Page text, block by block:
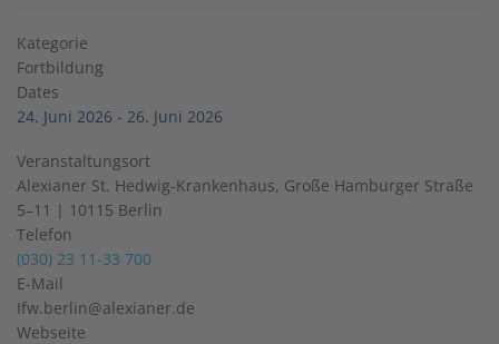
Kategorie
Fortbildung
Dates
24. Juni 2026 - 26. Juni 2026
Veranstaltungsort
Alexianer St. Hedwig-Krankenhaus, Große Hamburger Straße
5–11 | 10115 Berlin
Telefon
(030) 23 11-33 700
E-Mail
Ifw.berlin@alexianer.de
Webseite